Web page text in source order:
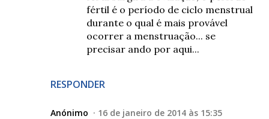
RESPONDER
fértil é o período de ciclo menstrual
durante o qual é mais provável
ocorrer a menstruação... se
precisar ando por aqui...
Anónimo 16 de janeiro de 2014 às 15:35